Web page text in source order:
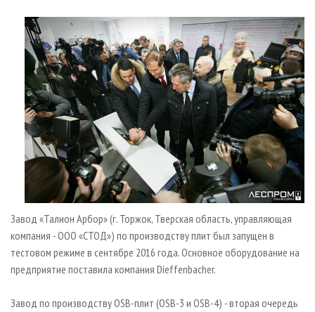
ДЕРЕВЯННОЕ ДОМОСТРОЕНИЕ
ПРОИЗВОДСТВО МЕБЕЛИ
БИОЭНЕРГЕТИКА
ЦБП
ИНСТРУМЕНТ И МАТЕРИАЛЫ
ОФИЦИАЛЬНЫЕ ДЕЛЕГАЦИИ
ПРИОРИТЕТНЫЕ ИНВЕСТПРОЕКТЫ
RUSSIAN FORESTRY REVIEW
ГАЗЕТА ЛЕСПРОМФОРУМ
БИБЛИОТЕКА СПЕЦИАЛИСТА
РЕКЛАМА НА САЙТЕ
Завод «Талион Арбор» (г. Торжок, Тверская область, управляющая
компания - ООО «СТОД») по производству плит был запущен в
тестовом режиме в сентябре 2016 года. Основное оборудование на
предприятие поставила компания Dieffenbacher.
Завод по производству OSB-плит (OSB-3 и OSB-4) - вторая очередь